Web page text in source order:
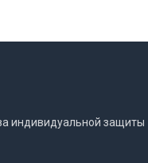
индивидуальной защиты